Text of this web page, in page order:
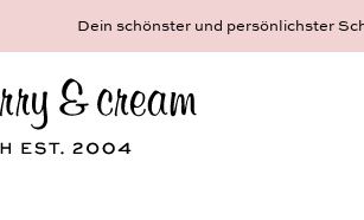
Dein schönster und persönlichster